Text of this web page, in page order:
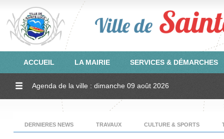
ACCUEIL LA MAIRIE SERVICES & DÉMARCHES
Agenda de la ville : dimanche 09 août 2026
DERNIERES NEWS TRAVAUX CULTURE & SPORTS